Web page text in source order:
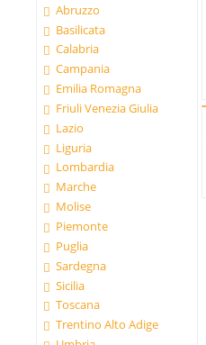
Abruzzo
Basilicata
Calabria
Campania
Emilia Romagna
Friuli Venezia Giulia
Lazio
Liguria
Lombardia
Marche
Molise
Piemonte
Puglia
Sardegna
Sicilia
Toscana
Trentino Alto Adige